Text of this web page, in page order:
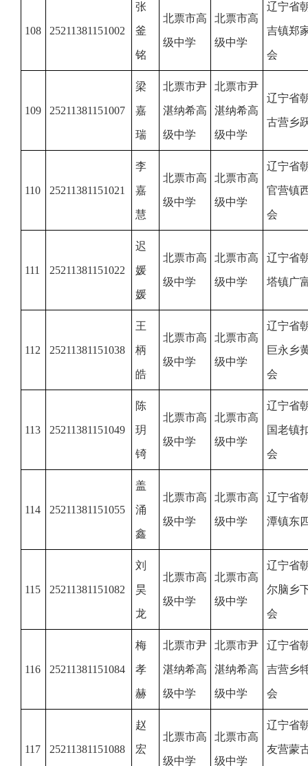
108 25211381151002
张
釜
铭
北票市高
级中学
北票市高
级中学
辽宁省
吉镇郑
会
109 25211381151007
梁
嘉
瑞
北票市尹
湛纳希高
级中学
北票市尹
湛纳希高
级中学
辽宁省
古营乡
110 25211381151021
李
嘉
慧
北票市高
级中学
北票市高
级中学
辽宁省
官营镇
会
111 25211381151022
迟
媛
媛
北票市高
级中学
北票市高
级中学
辽宁省
塔镇广
112 25211381151038
王
柄
皓
北票市高
级中学
北票市高
级中学
辽宁省
巨永乡
会
113 25211381151049
陈
玥
锜
北票市高
级中学
北票市高
级中学
辽宁省
国老镇
会
114 25211381151055
盖
涌
鑫
北票市高
级中学
北票市高
级中学
辽宁省
潭镇东
115 25211381151082
刘
昊
龙
北票市高
级中学
北票市高
级中学
辽宁省
尔脑乡
会
116 25211381151084
梅
孝
赫
北票市尹
湛纳希高
级中学
北票市尹
湛纳希高
级中学
辽宁省
吉营乡
会
117 25211381151088
赵
宏
北票市高
级中学
北票市高
级中学
辽宁省
友营蒙